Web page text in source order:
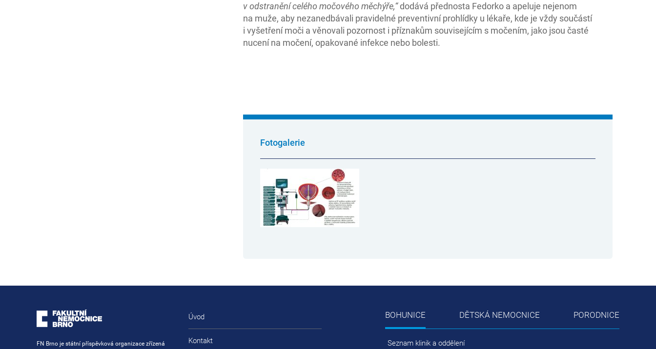
v odstranění celého močového měchýře,“dodává přednosta Fedorko a apeluje nejenom
na muže, aby nezanedbávali pravidelné preventivní prohlídky u lékaře, kde je vždy součástí
i vyšetření moči a věnovali pozornost i příznakům souvisejícím s močením, jako jsou časté
nucení na močení, opakované infekce nebo bolesti.
Fotogalerie
FN Brno je státní příspěvková organizace zřízená
Úvod
Kontakt
BOHUNICE DĚTSKÁ NEMOCNICE PORODNICE
Seznam klinik a oddělení